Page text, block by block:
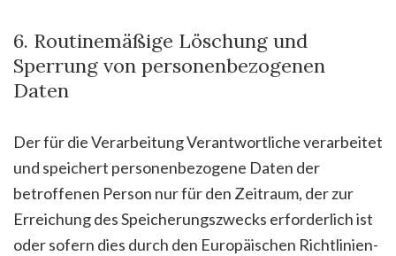
6. Routinemäßige Löschung und
Sperrung von personenbezogenen
Daten
Der für die Verarbeitung Verantwortliche verarbeitet
und speichert personenbezogene Daten der
betroffenen Person nur für den Zeitraum, der zur
Erreichung des Speicherungszwecks erforderlich ist
oder sofern dies durch den Europäischen Richtlinien-